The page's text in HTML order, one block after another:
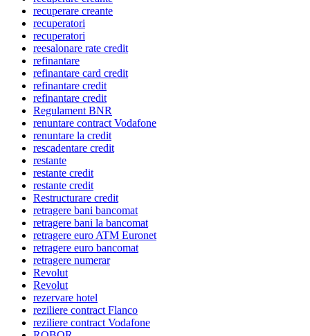
recuperare creante
recuperatori
recuperatori
reesalonare rate credit
refinantare
refinantare card credit
refinantare credit
refinantare credit
Regulament BNR
renuntare contract Vodafone
renuntare la credit
rescadentare credit
restante
restante credit
restante credit
Restructurare credit
retragere bani bancomat
retragere bani la bancomat
retragere euro ATM Euronet
retragere euro bancomat
retragere numerar
Revolut
Revolut
rezervare hotel
reziliere contract Flanco
reziliere contract Vodafone